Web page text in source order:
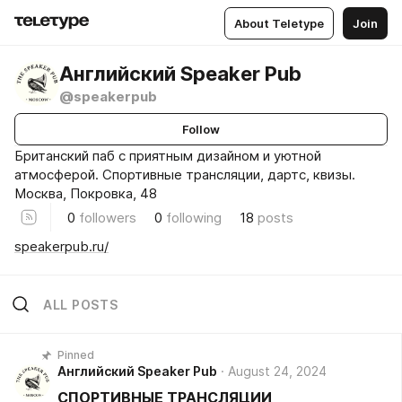
About Teletype Join
Английский Speaker Pub
@speakerpub
Follow
Британский паб с приятным дизайном и уютной
атмосферой. Спортивные трансляции, дартс, квизы.
Москва, Покровка, 48
0 followers 0 following 18 posts
speakerpub.ru/
ALL POSTS
Pinned
Английский Speaker Pub August 24, 2024
СПОРТИВНЫЕ ТРАНСЛЯЦИИ